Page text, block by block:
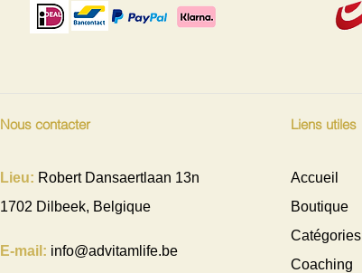
Nous contacter Liens utiles
Lieu: Robert Dansaertlaan 13n
1702 Dilbeek, Belgique
E-mail: info@advitamlife.be
Accueil
Boutique
Catégories
Coaching